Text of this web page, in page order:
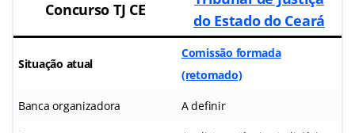
Concurso TJ CE
do Estado do Ceará
Situação atual
Comissão formada
(retomado)
Banca organizadora A definir